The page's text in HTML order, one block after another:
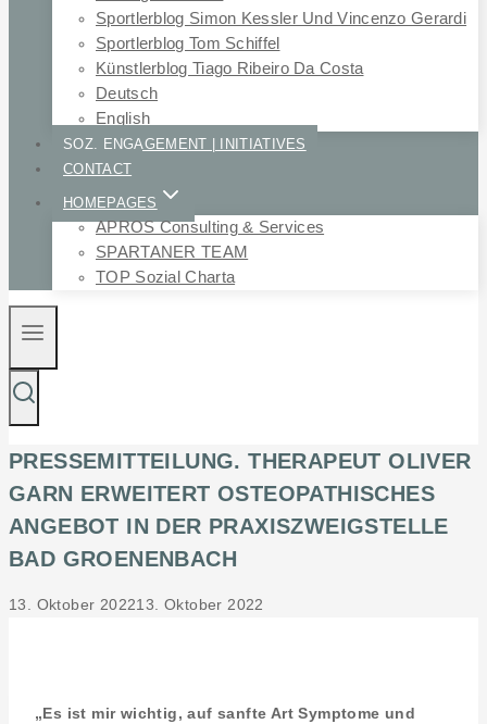
Sportlerblog Simon Kessler Und Vincenzo Gerardi
Sportlerblog Tom Schiffel
Künstlerblog Tiago Ribeiro Da Costa
Deutsch
English
SOZ. ENGAGEMENT | INITIATIVES
CONTACT
HOMEPAGES
APROS Consulting & Services
SPARTANER TEAM
TOP Sozial Charta
PRESSEMITTEILUNG. THERAPEUT OLIVER
GARN ERWEITERT OSTEOPATHISCHES
ANGEBOT IN DER PRAXISZWEIGSTELLE
BAD GROENENBACH
13. Oktober 202213. Oktober 2022
„Es ist mir wichtig, auf sanfte Art Symptome und